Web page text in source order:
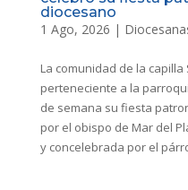
diocesano
1 Ago, 2026 |
La comunidad de la capilla
perteneciente a la
de semana su fiesta
por el obispo de Mar del
y concelebrada por el